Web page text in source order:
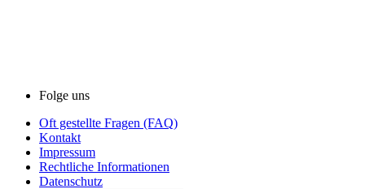
Folge uns
Oft gestellte Fragen (FAQ)
Kontakt
Impressum
Rechtliche Informationen
Datenschutz